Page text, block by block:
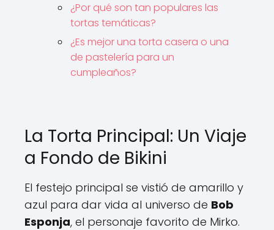
¿Por qué son tan populares las
tortas temáticas?
¿Es mejor una torta casera o una
de pastelería para un
cumpleaños?
La Torta Principal: Un Viaje
a Fondo de Bikini
El festejo principal se vistió de amarillo y
azul para dar vida al universo de Bob
Esponja, el personaje favorito de Mirko.